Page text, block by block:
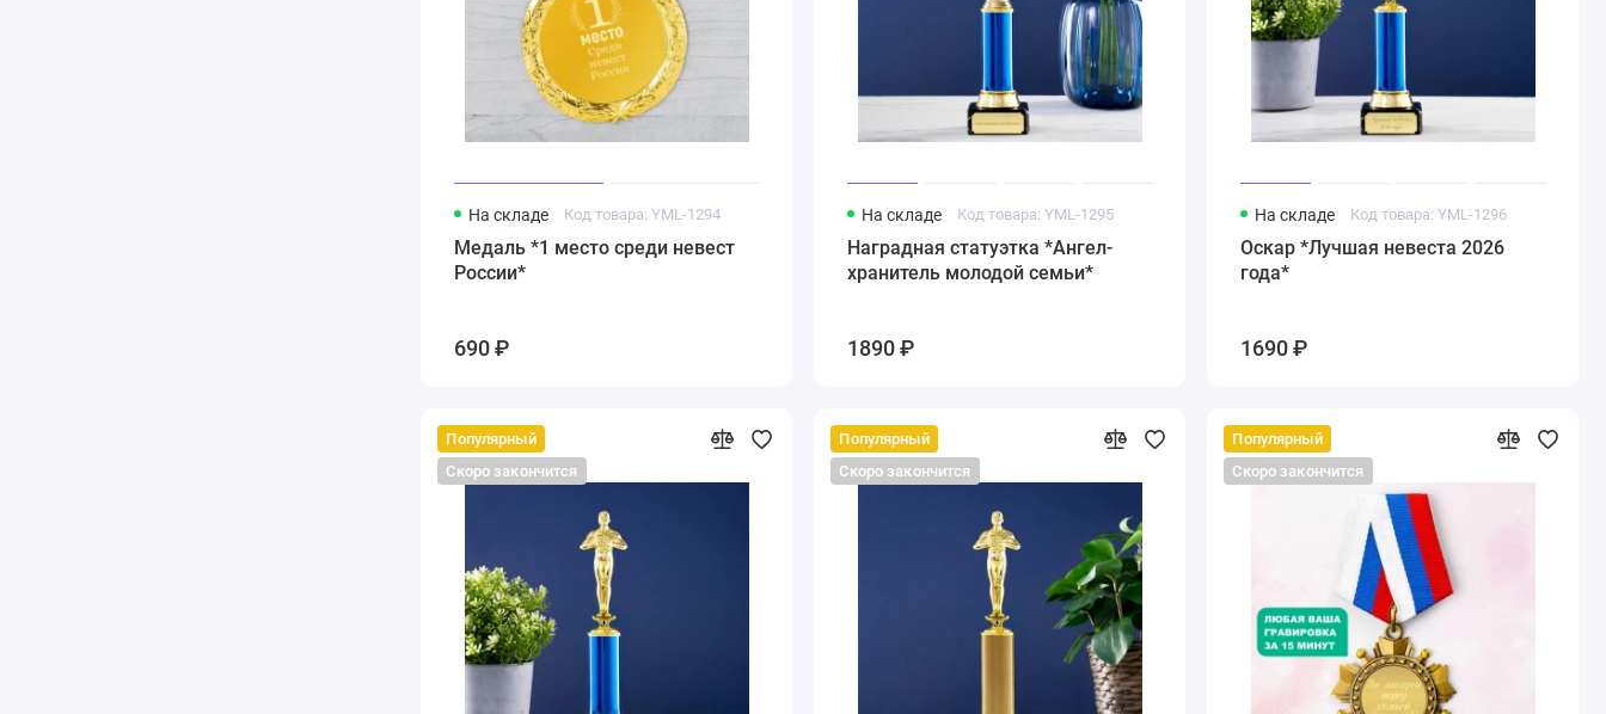
На складе Код товара: YML-1294
Медаль *1 место среди невест
России*
690 ₽
На складе Код товара: YML-1295
Наградная статуэтка *Ангел-
хранитель молодой семьи*
1890 ₽
На складе Код товара: YML-1296
Оскар *Лучшая невеста 2026
года*
1690 ₽
Популярный
Скоро закончится
Популярный
Скоро закончится
Популярный
Скоро закончится